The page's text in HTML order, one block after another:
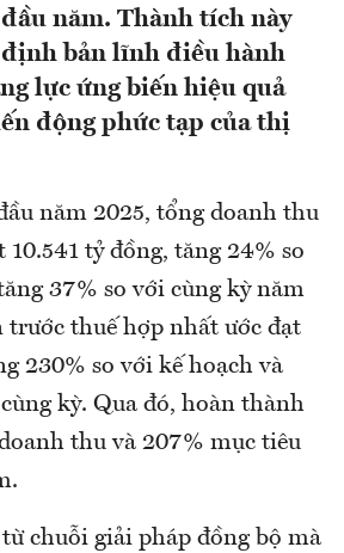
năm. Thành tích này
bản lĩnh điều hành
lực ứng biến hiệu quả
động phức tạp của thị
năm 2025, tổng doanh thu
tỷ đồng, tăng 24% so
37% so với cùng kỳ năm
thuế hợp nhất ước đạt
230% so với kế hoạch và
kỳ. Qua đó, hoàn thành
thu và 207% mục tiêu
chuỗi giải pháp đồng bộ mà